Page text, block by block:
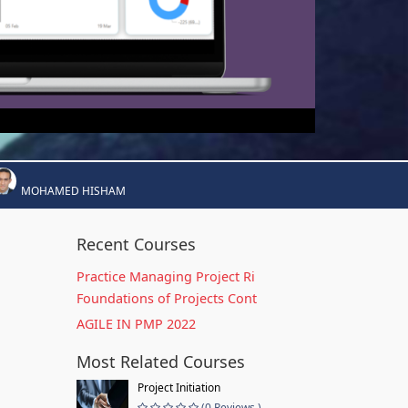
MOHAMED HISHAM
Recent Courses
Practice Managing Project Ri
Foundations of Projects Cont
AGILE IN PMP 2022
Most Related Courses
Project Initiation